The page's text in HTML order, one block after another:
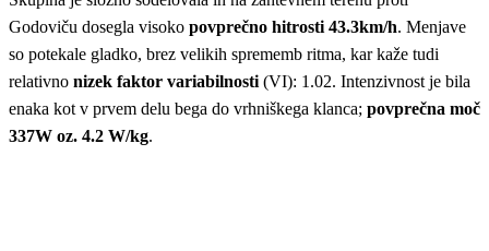
Godoviču dosegla visoko povprečno hitrosti 43.3km/h. Menjave
so potekale gladko, brez velikih sprememb ritma, kar kaže tudi
relativno nizek faktor variabilnosti (VI): 1.02. Intenzivnost je bila
enaka kot v prvem delu bega do vrhniškega klanca; povprečna moč
337W oz. 4.2 W/kg.